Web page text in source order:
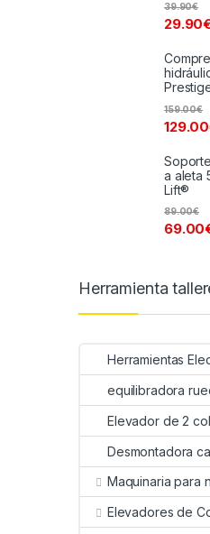
29.90
39.90€
129.00
159.00€
a aleta
Lift®
69.00
89.00€
Herramienta
Herramientas
equilibradora
Elevador de 2
Desmontadora
Maquinaria para
Elevadores de